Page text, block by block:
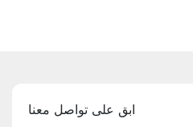
ابق على تواصل معنا